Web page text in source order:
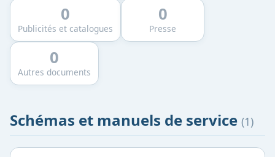
0
Publicités et catalogues
0
Presse
0
Autres documents
Schémas et manuels de service (1)